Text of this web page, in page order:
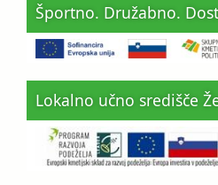
Športno. Družabno.
Lokalno učno središče